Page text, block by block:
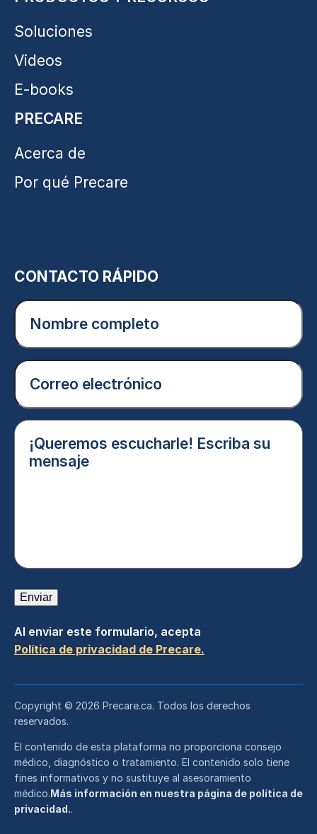
Soluciones
Videos
E-books
PRECARE
Acerca de
Por qué Precare
CONTACTO RÁPIDO
Nombre
completo (Obligatorio)
Correo
electrónico (Obligatorio)
¡Queremos
escucharle!
Escriba
Enviar
Al enviar este formulario, acepta
Política de privacidad de Precare.
Copyright © 2026 Precare.ca. Todos los derechos
reservados.
El contenido de esta plataforma no proporciona consejo
médico, diagnóstico o tratamiento. El contenido solo tiene
fines informativos y no sustituye al asesoramiento
médico.Más información en nuestra página de política de
privacidad..